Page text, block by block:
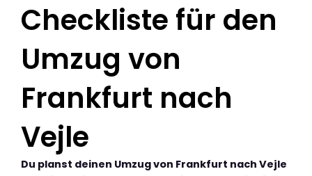
Checkliste für den
Umzug von
Frankfurt nach
Vejle
Du planst deinen Umzug von Frankfurt nach Vejle